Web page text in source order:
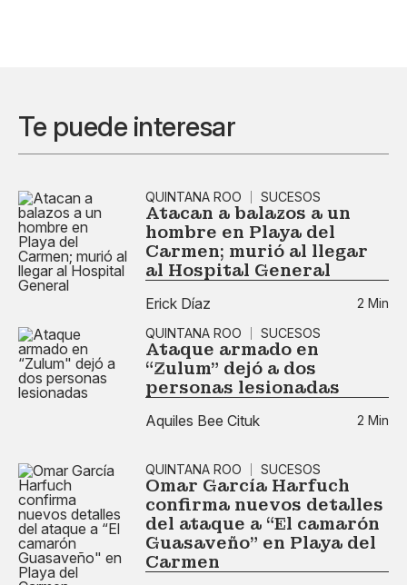
Te puede interesar
QUINTANA ROO SUCESOS
Atacan a balazos a un
hombre en Playa del
Carmen; murió al llegar
al Hospital General
Erick Díaz
2 Min
QUINTANA ROO
SUCESOS
Ataque armado en
“Zulum" dejó a dos
personas lesionadas
Aquiles Bee Cituk 2 Min
QUINTANA ROO SUCESOS
Omar García Harfuch
confirma nuevos detalles
del ataque a “El camarón
Guasaveño" en Playa del
Carmen